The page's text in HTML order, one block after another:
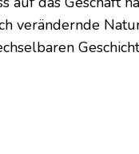
verändernde